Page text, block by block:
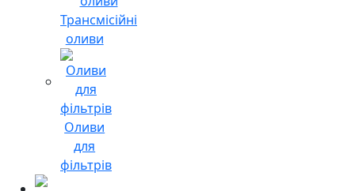
Трансмісійні
оливи
Оливи
для
фільтрів